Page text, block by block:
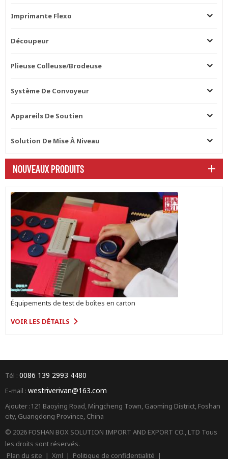
Imprimante Flexo
Découpeur
Plieuse Colleuse/brodeuse
Système De Convoyeur
Appareils De Soutien
Solution De Mise À Niveau
NOUVEAUX PRODUITS
Équipements de test de boîtes en carton
VOIR LES DÉTAILS
Tél : 0086 139 2993 4480
E-mail : westriverivan@163.com
Ajouter :121 Baoying Road, Mingcheng Town, Gaoming District, Foshan
city, Guangdong Province, China
© 2026 FOSHAN BOX SOLUTION IMPORT AND EXPORT CO., LTD Tous
les droits sont réservés.
Plan du site | Xml | Politique de confidentialité |